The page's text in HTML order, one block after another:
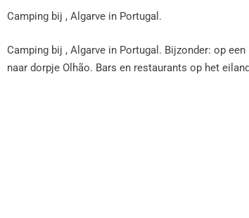
Camping bij , Algarve in Portugal.
Camping bij , Algarve in Portugal. Bijzonder: op
naar dorpje Olhão. Bars en restaurants op het